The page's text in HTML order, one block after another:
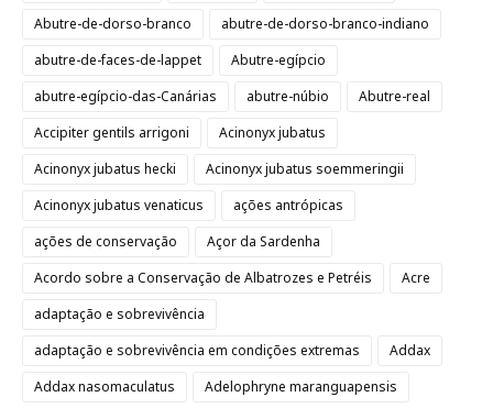
Abutre-de-dorso-branco
abutre-de-dorso-branco-indiano
abutre-de-faces-de-lappet
Abutre-egípcio
abutre-egípcio-das-Canárias
abutre-núbio
Abutre-real
Accipiter gentils arrigoni
Acinonyx jubatus
Acinonyx jubatus hecki
Acinonyx jubatus soemmeringii
Acinonyx jubatus venaticus
ações antrópicas
ações de conservação
Açor da Sardenha
Acordo sobre a Conservação de Albatrozes e Petréis
Acre
adaptação e sobrevivência
adaptação e sobrevivência em condições extremas
Addax
Addax nasomaculatus
Adelophryne maranguapensis